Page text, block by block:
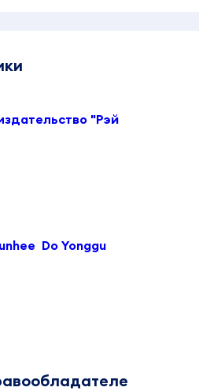
"Рэй
Do Yonggu